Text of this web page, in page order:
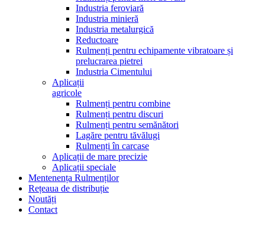
Industria feroviară
Industria minieră
Industria metalurgică
Reductoare
Rulmenți pentru echipamente vibratoare și
prelucrarea pietrei
Industria Cimentului
Aplicații
agricole
Rulmenți pentru combine
Rulmenți pentru discuri
Rulmenți pentru semănători
Lagăre pentru tăvălugi
Rulmenți în carcase
Aplicații de mare precizie
Aplicații speciale
Mentenența Rulmenților
Rețeaua de distribuție
Noutăți
Contact